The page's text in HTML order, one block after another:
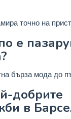
точно на
е
бърза мода до
добрите
в